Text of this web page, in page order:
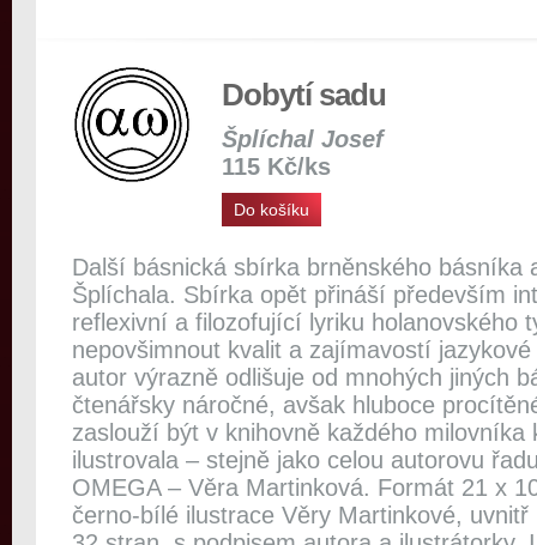
Dobytí sadu
Šplíchal Josef
115 Kč/ks
Do košíku
Další básnická sbírka brněnského básníka
Šplíchala. Sbírka opět přináší především
reflexivní a filozofující lyriku holanovského
nepovšimnout kvalit a zajímavostí
autor výrazně odlišuje od mnohých jiných
čtenářsky náročné, avšak hluboce
zaslouží být v knihovně každého milovníka
ilustrovala – stejně jako celou autorovu
OMEGA – Věra Martinková. Formát 21 x
černo-bílé ilustrace Věry Martinkové,